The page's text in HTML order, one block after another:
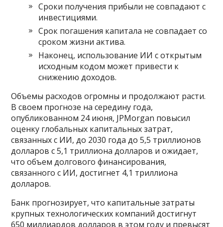
Сроки получения прибыли не совпадают с
инвестициями.
Срок погашения капитала не совпадает со
сроком жизни актива.
Наконец, использование ИИ с открытым
исходным кодом может привести к
снижению доходов.
Объемы расходов огромны и продолжают расти.
В своем прогнозе на середину года,
опубликованном 24 июня, JPMorgan повысил
оценку глобальных капитальных затрат,
связанных с ИИ, до 2030 года до 5,5 триллионов
долларов с 5,1 триллиона долларов и ожидает,
что объем долгового финансирования,
связанного с ИИ, достигнет 4,1 триллиона
долларов.
Банк прогнозирует, что капитальные затраты
крупных технологических компаний достигнут
650 миллиардов долларов в этом году и превысят